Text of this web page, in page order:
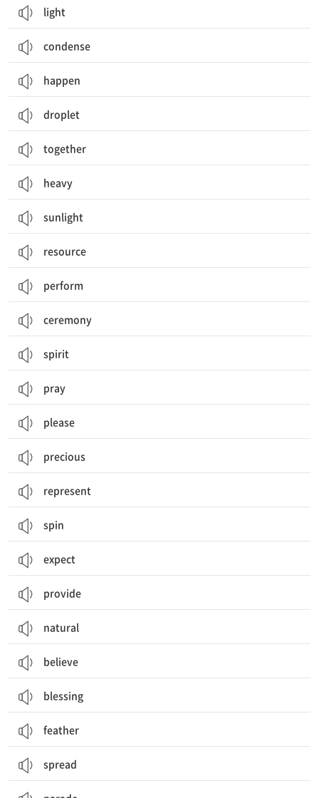
light
condense
happen
droplet
together
heavy
sunlight
resource
perform
ceremony
spirit
pray
please
precious
represent
spin
expect
provide
natural
believe
blessing
feather
spread